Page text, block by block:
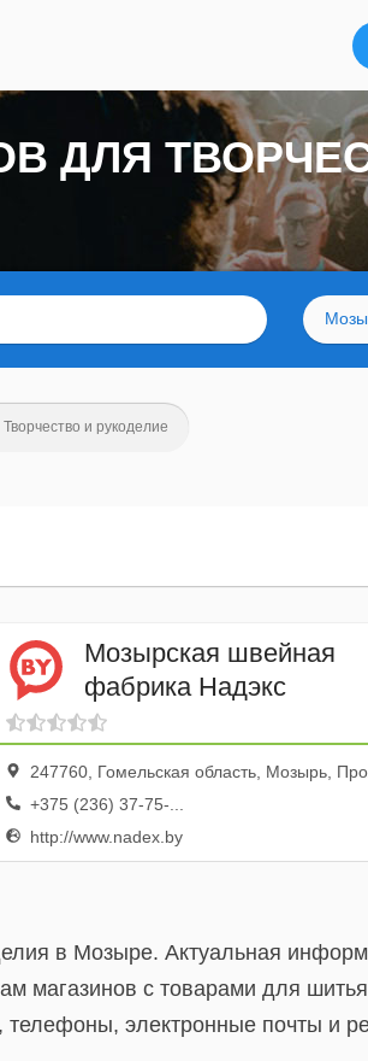
ДЛЯ
Творчество и рукоделие
Мозырская швейная
фабрика Надэкс
247760, Гомельская область, Мозырь, Пролетарская улица,
+375 (236) 37-75-...
http://www.nadex.by
в Мозыре. Актуальная
магазинов с товарами для
телефоны, электронные почты и